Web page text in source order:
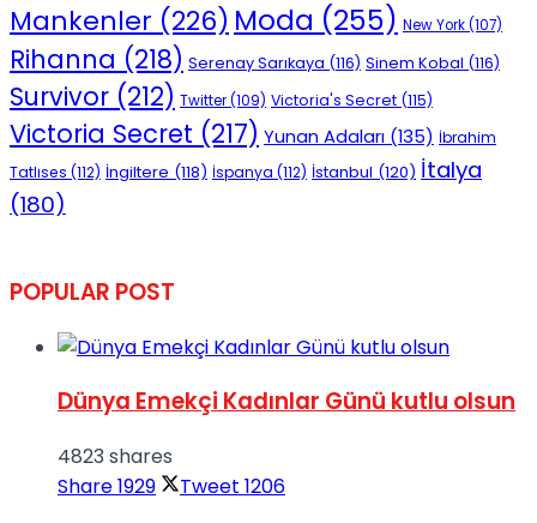
Mankenler (226) Moda (255) New York(107)
Rihanna (218) Serenay Sarıkaya (116) Sinem Kobal (116)
Survivor (212) Twitter(109) Victoria's Secret (115)
Victoria Secret (217) Yunan Adaları (135) İbrahim
Tatlıses (112) İngiltere (118) İspanya (112) İstanbul (120) İtalya
(180)
POPULAR POST
Dünya Emekçi Kadınlar Günü kutlu olsun
4823 shares
Share1929 Tweet 1206